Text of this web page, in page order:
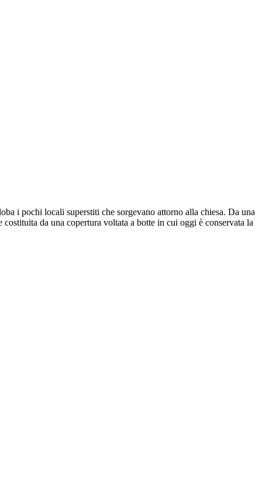
i pochi locali superstiti che sorgevano attorno alla chiesa. Da una
da una copertura voltata a botte in cui oggi è conservata la